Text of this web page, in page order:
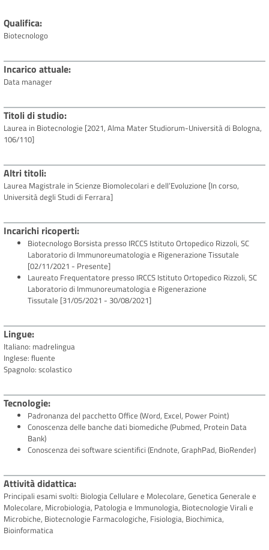
Qualifica
Biotecnologo
Incarico attuale
Data manager
Titoli di studio
Laurea in Biotecnologie [2021, Alma Mater Studiorum-Università di Bologna,
106/110]
Altri titoli
Laurea Magistrale in Scienze Biomolecolari e dell’Evoluzione [In corso,
Università degli Studi di Ferrara]
Incarichi ricoperti
Biotecnologo Borsista presso IRCCS Istituto Ortopedico Rizzoli, SC
Laboratorio di Immunoreumatologia e Rigenerazione Tissutale
[02/11/2021 - Presente]
Laureato Frequentatore presso IRCCS Istituto Ortopedico Rizzoli, SC
Laboratorio di Immunoreumatologia e Rigenerazione
Tissutale [31/05/2021 - 30/08/2021]
Lingue
Italiano: madrelingua
Inglese: fluente
Spagnolo: scolastico
Tecnologie
Padronanza del pacchetto Office (Word, Excel, Power Point)
Conoscenza delle banche dati biomediche (Pubmed, Protein Data
Bank)
Conoscenza dei software scientifici (Endnote, GraphPad, BioRender)
Attività didattica
Principali esami svolti: Biologia Cellulare e Molecolare, Genetica Generale e
Molecolare, Microbiologia, Patologia e Immunologia, Biotecnologie Virali e
Microbiche, Biotecnologie Farmacologiche, Fisiologia, Biochimica,
Bioinformatica